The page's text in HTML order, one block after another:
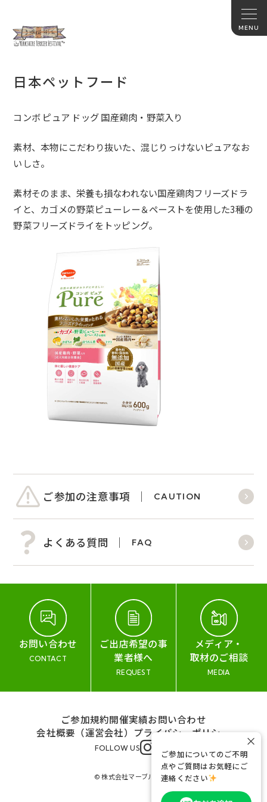
日本ペットフード
コンボ ピュア ドッグ 国産鶏肉・野菜入り
素材、本物にこだわり抜いた、混じりっけないピュアなお
いしさ。
素材そのまま、栄養も損なわれない国産鶏肉フリーズドラ
イと、カゴメの野菜ピューレー＆ペーストを使用した3種の
野菜フリーズドライをトッピング。
ご参加の注意事項 CAUTION
よくある質問 FAQ
お問い合わせ
CONTACT
ご出店希望の事
業者様へ
REQUEST
メディア・
取材のご相談
MEDIA
ご参加規約開催実績お問い合わせ
会社概要（運営会社） プライバシーポリシー
FOLLOW US
© 株式会社マーブル&コー
ご参加についてのご不明
点やご質問はお気軽にご
連絡ください
×